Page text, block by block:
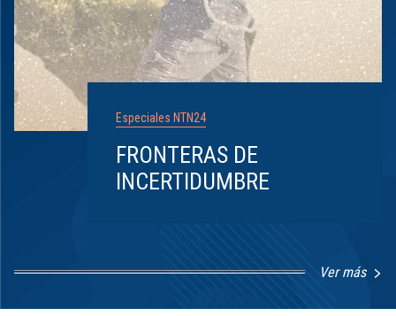
Especiales NTN24
FRONTERAS DE
INCERTIDUMBRE
Ver más